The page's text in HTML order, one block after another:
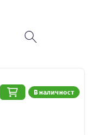
В наличност